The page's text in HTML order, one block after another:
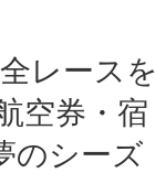
レースを
空券・宿
のシーズ